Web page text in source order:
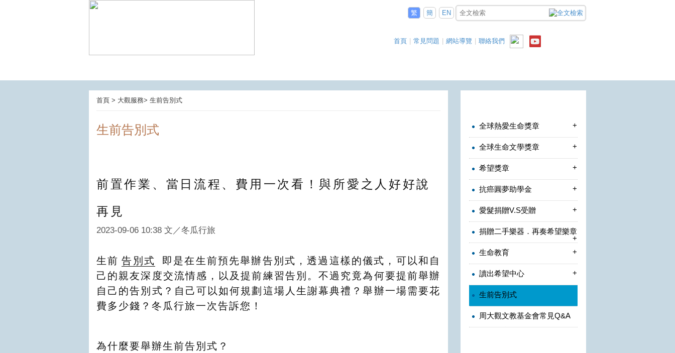
繁 簡 EN
首頁 常見問題 網站導覽 聯絡我們
首頁 > 大觀服務> 生前告別式
生前告別式
前置作業、當日流程、費用一次看！與所愛之人好好說
再見
2023-09-06 10:38 文／冬瓜行旅
生前 告別式
即是在生前預先舉辦告別式，透過這樣的儀式，可以和自
己的親友深度交流情感，以及提前練習告別。不過究竟為何要提前舉辦
自己的告別式？自己可以如何規劃這場人生謝幕典禮？舉辦一場需要花
費多少錢？冬瓜行旅一次告訴您！
為什麼要舉辦生前告別式？
全球熱愛生命獎章 +
全球生命文學獎章 +
希望獎章 +
抗癌圓夢助學金 +
愛髮捐贈V.S受贈 +
捐贈二手樂器．再奏希望樂章
+
生命教育
+
讀出希望中心 +
生前告別式
周大觀文教基金會常見Q&A